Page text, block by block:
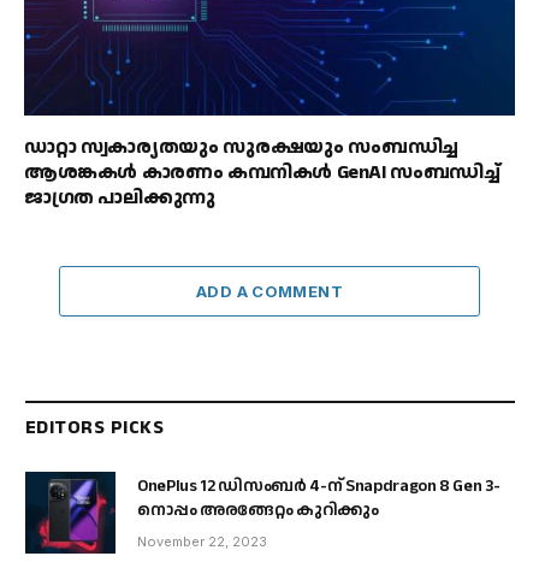
ഡാറ്റാ സ്വകാര്യതയും സുരക്ഷയും സംബന്ധിച്ച
ആശങ്കകൾ കാരണം കമ്പനികൾ GenAI സംബന്ധിച്ച്
ജാഗ്രത പാലിക്കുന്നു
ADD A COMMENT
EDITORS PICKS
OnePlus 12 ഡിസംബർ 4-ന് Snapdragon 8 Gen 3-
നൊപ്പം അരങ്ങേറ്റം കുറിക്കും
November 22, 2023